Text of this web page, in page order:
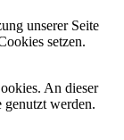
unserer Seite
setzen.
An dieser
werden.